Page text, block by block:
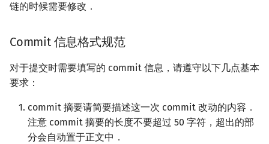
链的时候需要修改．
Commit 信息格式规范
对于提交时需要填写的 commit 信息，请遵守以下几点基本
要求：
commit 摘要请简要描述这一次 commit 改动的内容．
注意 commit 摘要的长度不要超过 50 字符，超出的部
分会自动置于正文中．